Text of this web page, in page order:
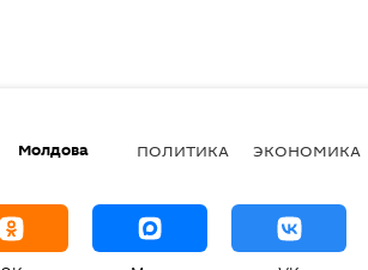
Молдова ПОЛИТИКА ЭКОНОМИКА